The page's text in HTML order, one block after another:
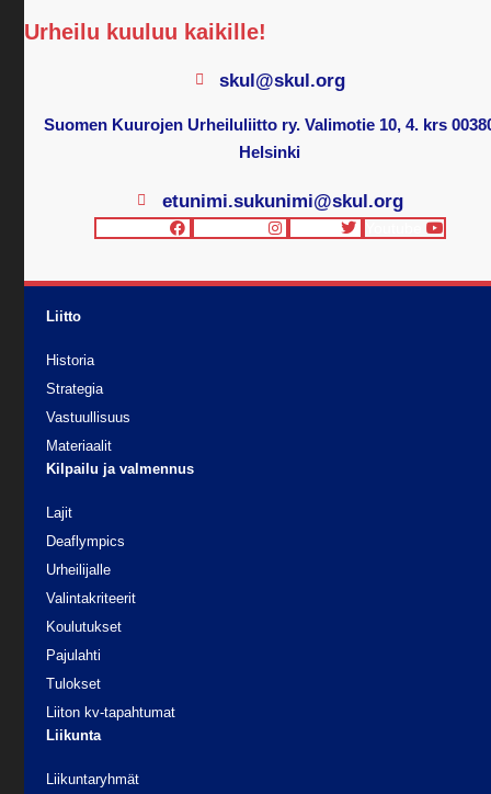
Urheilu kuuluu kaikille!
skul@skul.org
Suomen Kuurojen Urheiluliitto ry. Valimotie 10, 4. krs
Helsinki
etunimi.sukunimi@skul.org
Liitto
Historia
Strategia
Vastuullisuus
Materiaalit
Kilpailu ja valmennus
Lajit
Deaflympics
Urheilijalle
Valintakriteerit
Koulutukset
Pajulahti
Tulokset
Liiton kv-tapahtumat
Liikunta
Liikuntaryhmät